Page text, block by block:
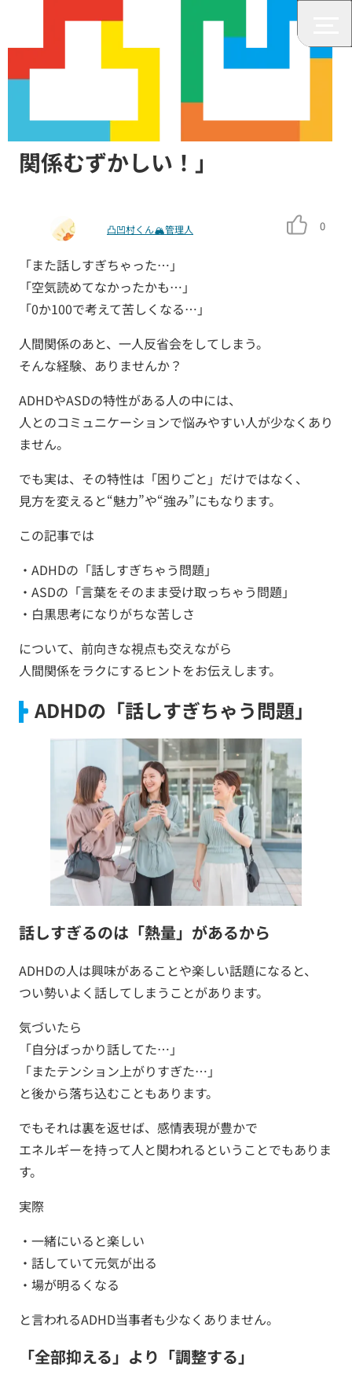
ADHD・ASD・白黒思考「人間
関係むずかしい！」
凸凹村くん🏔管理人 0
「また話しすぎちゃった…」
「空気読めてなかったかも…」
「0か100で考えて苦しくなる…」
人間関係のあと、一人反省会をしてしまう。
そんな経験、ありませんか？
ADHDやASDの特性がある人の中には、
人とのコミュニケーションで悩みやすい人が少なくあり
ません。
でも実は、その特性は「困りごと」だけではなく、
見方を変えると“魅力”や“強み”にもなります。
この記事では
・ADHDの「話しすぎちゃう問題」
・ASDの「言葉をそのまま受け取っちゃう問題」
・白黒思考になりがちな苦しさ
について、前向きな視点も交えながら
人間関係をラクにするヒントをお伝えします。
ADHDの「話しすぎちゃう問題」
話しすぎるのは「熱量」があるから
ADHDの人は興味があることや楽しい話題になると、
つい勢いよく話してしまうことがあります。
気づいたら
「自分ばっかり話してた…」
「またテンション上がりすぎた…」
と後から落ち込むこともあります。
でもそれは裏を返せば、感情表現が豊かで
エネルギーを持って人と関われるということでもありま
す。
実際
・一緒にいると楽しい
・話していて元気が出る
・場が明るくなる
と言われるADHD当事者も少なくありません。
「全部抑える」より「調整する」